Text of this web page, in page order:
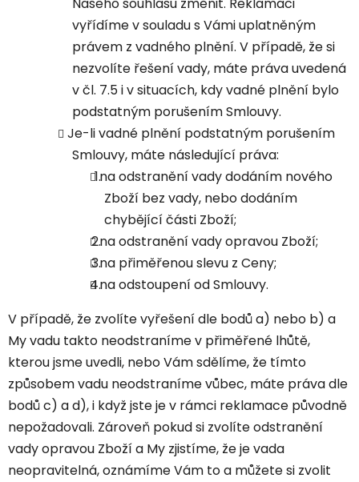
Našeho souhlasu změnit. Reklamaci
vyřídíme v souladu s Vámi uplatněným
právem z vadného plnění. V případě, že si
nezvolíte řešení vady, máte práva uvedená
v čl. 7.5 i v situacích, kdy vadné plnění bylo
podstatným porušením Smlouvy.
Je-li vadné plnění podstatným porušením
Smlouvy, máte následující práva:
na odstranění vady dodáním nového
Zboží bez vady, nebo dodáním
chybějící části Zboží;
na odstranění vady opravou Zboží;
na přiměřenou slevu z Ceny;
na odstoupení od Smlouvy.
V případě, že zvolíte vyřešení dle bodů a) nebo b) a
My vadu takto neodstraníme v přiměřené lhůtě,
kterou jsme uvedli, nebo Vám sdělíme, že tímto
způsobem vadu neodstraníme vůbec, máte práva dle
bodů c) a d), i když jste je v rámci reklamace původně
nepožadovali. Zároveň pokud si zvolíte odstranění
vady opravou Zboží a My zjistíme, že je vada
neopravitelná, oznámíme Vám to a můžete si zvolit